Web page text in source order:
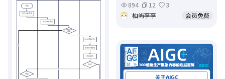
894
12
3
柚屿李李
会员免费